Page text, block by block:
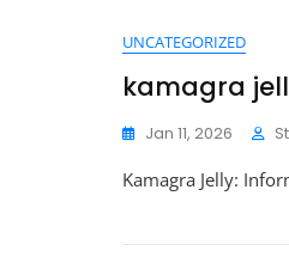
UNCATEGORIZED
kamagra
Jan 11, 2026
Kamagra Jelly: